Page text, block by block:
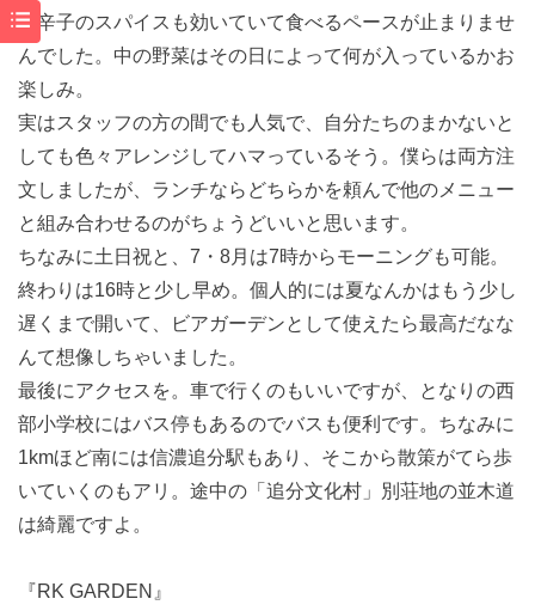
唐辛子のスパイスも効いていて食べるペースが止まりませ
んでした。中の野菜はその日によって何が入っているかお
楽しみ。
実はスタッフの方の間でも人気で、自分たちのまかないと
しても色々アレンジしてハマっているそう。僕らは両方注
文しましたが、ランチならどちらかを頼んで他のメニュー
と組み合わせるのがちょうどいいと思います。
ちなみに土日祝と、7・8月は7時からモーニングも可能。
終わりは16時と少し早め。個人的には夏なんかはもう少し
遅くまで開いて、ビアガーデンとして使えたら最高だなな
んて想像しちゃいました。
最後にアクセスを。車で行くのもいいですが、となりの西
部小学校にはバス停もあるのでバスも便利です。ちなみに
1kmほど南には信濃追分駅もあり、そこから散策がてら歩
いていくのもアリ。途中の「追分文化村」別荘地の並木道
は綺麗ですよ。
『RK GARDEN』